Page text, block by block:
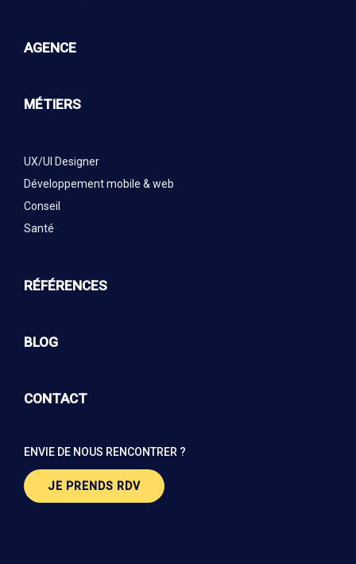
AGENCE
MÉTIERS
UX/UI Designer
Développement mobile & web
Conseil
Santé
RÉFÉRENCES
BLOG
CONTACT
ENVIE DE NOUS RENCONTRER ?
JE PRENDS RDV